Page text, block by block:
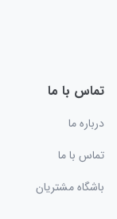
تماس با ما
درباره ما
تماس با ما
باشگاه مشتریان